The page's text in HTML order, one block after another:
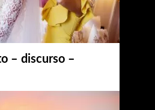
– discurso –